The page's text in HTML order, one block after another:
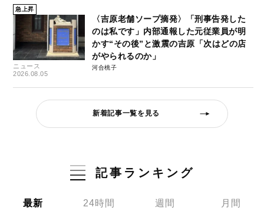
急上昇
ニュース
2026.08.05
〈吉原老舗ソープ摘発〉「刑事告発した
のは私です」内部通報した元従業員が明
かす“その後”と激震の吉原「次はどの店
がやられるのか」
河合桃子
新着記事一覧を見る
記事ランキング
最新 24時間 週間 月間